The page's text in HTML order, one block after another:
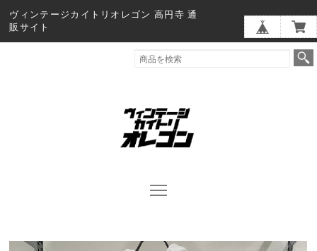
ヴィンテージカイトリオレゴン 高円寺 通
販サイト